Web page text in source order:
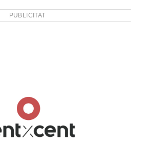
PUBLICITAT